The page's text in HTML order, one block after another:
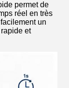
permet de
réel en très
un
et